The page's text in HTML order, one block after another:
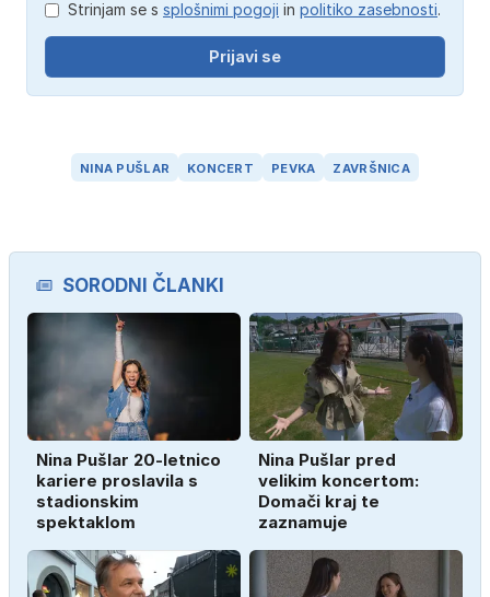
Strinjam se s splošnimi pogoji in politiko zasebnosti.
Prijavi se
NINA PUŠLAR KONCERT PEVKA ZAVRŠNICA
SORODNI ČLANKI
Nina Pušlar 20-letnico
kariere proslavila s
stadionskim
spektaklom
Nina Pušlar pred
velikim koncertom:
Domači kraj te
zaznamuje